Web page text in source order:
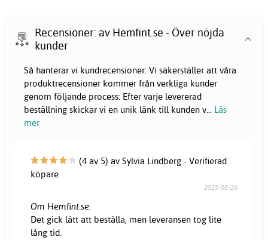
Recensioner: av Hemfint.se - Över nöjda
kunder
Så hanterar vi kundrecensioner: Vi säkerställer att våra
produktrecensioner kommer från verkliga kunder
genom följande process: Efter varje levererad
beställning skickar vi en unik länk till kunden v... Läs
mer
(4 av 5) av Sylvia Lindberg - Verifierad
köpare
2025-08-10
Om Hemfint.se:
Det gick lätt att beställa, men leveransen tog lite
lång tid.